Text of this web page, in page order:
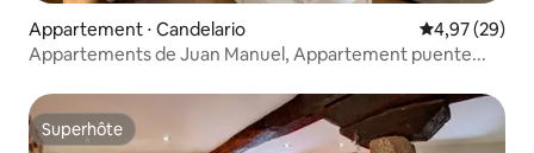
Appartement ⋅ Candelario Évaluation
4,97 (29)
Appartements de Juan Manuel, Appartement puente...
Superhôte
Superhôte